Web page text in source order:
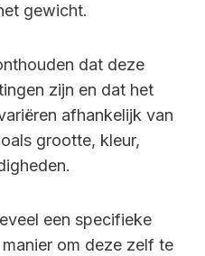
gewicht.
dat deze
zijn en dat het
afhankelijk van
grootte, kleur,
een specifieke
om deze zelf te